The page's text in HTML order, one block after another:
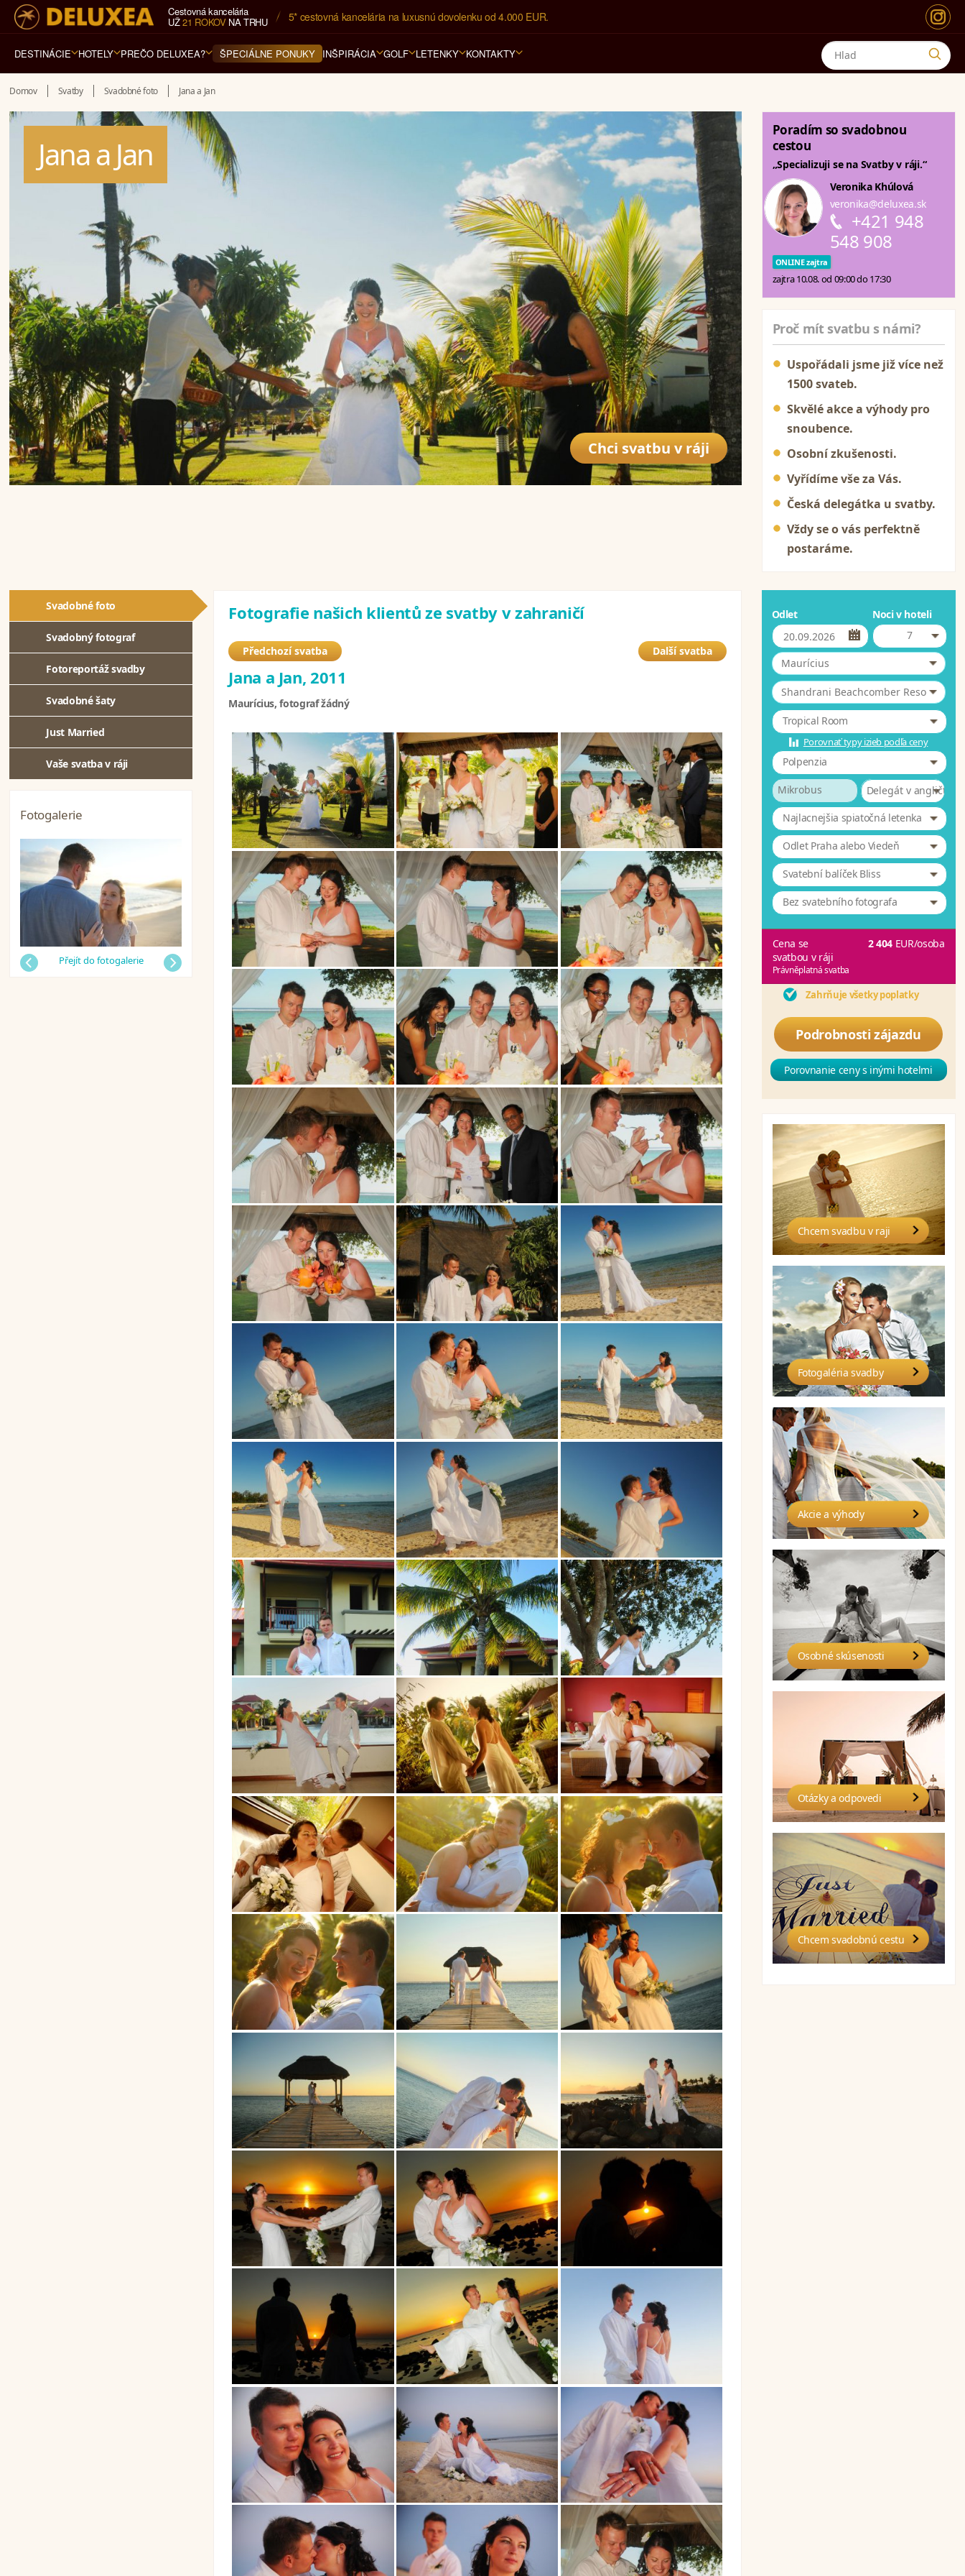
Cestovná kancelária
UŽ21 ROKOVNA TRHU 5* cestovná kancelária na luxusnú dovolenku od 4.000 EUR.
DESTINÁCIE HOTELY PREČO DELUXEA? ŠPECIÁLNE PONUKY INŠPIRÁCIA GOLF LETENKY KONTAKTY
Domov Svatby Svadobné foto Jana a Jan
Jana a Jan
Chci svatbu v ráji
Poradím so svadobnou
cestou
„Specializuji se na Svatby v ráji.“
Veronika Khúlová
veronika@deluxea.sk
+421 948
548 908
ONLINE zajtra
zajtra 10.08. od 09:00 do 17:30
Proč mít svatbu s námi?
Uspořádali jsme již více než
1500 svateb.
Skvělé akce a výhody pro
snoubence.
Osobní zkušenosti.
Vyřídíme vše za Vás.
Česká delegátka u svatby.
Vždy se o vás perfektně
postaráme.
Svadobné foto
Svadobný fotograf
Fotoreportáž svadby
Svadobné šaty
Just Married
Vaše svatba v ráji
Fotogalerie
Předchozí
Přejít do fotogalerie
Fotografie našich klientů ze svatby v zahraničí
Předchozí svatba Další svatba
Jana a Jan, 2011
Maurícius, fotograf žádný
Odlet
Noci v hoteli
7
Maurícius
Shandrani Beachcomber Resort & 4
Tropical Room
Porovnať typy izieb podľa ceny
Polpenzia
Mikrobus
Delegát v angličtině
Najlacnejšia spiatočná letenka
Odlet Praha alebo Viedeň
Svatební balíček Bliss
Bez svatebního fotografa
Cena se
svatbou v ráji
Právněplatná svatba
2 404 EUR/osoba
Zahrňuje všetky poplatky
Podrobnosti zájazdu
Porovnanie ceny s inými hotelmi
Chcem svadbu v raji
Fotogaléria svadby
Akcie a výhody
Osobné skúsenosti
Otázky a odpovedi
Chcem svadobnú cestu